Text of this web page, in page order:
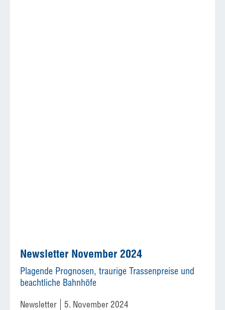
Newsletter November 2024
Plagende Prognosen, traurige Trassenpreise und
beachtliche Bahnhöfe
Newsletter 5. November 2024